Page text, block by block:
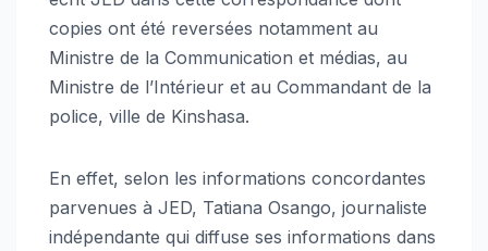
copies ont été reversées notamment au
Ministre de la Communication et médias, au
Ministre de l’Intérieur et au Commandant de la
police, ville de Kinshasa.
En effet, selon les informations concordantes
parvenues à JED, Tatiana Osango, journaliste
indépendante qui diffuse ses informations dans